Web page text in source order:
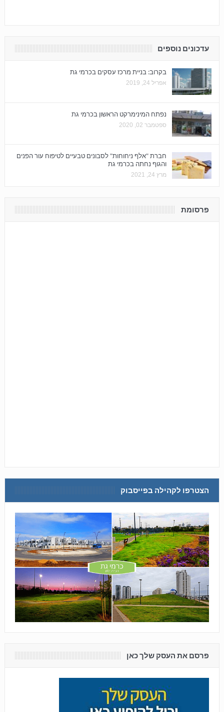
עדכונים נוספים
בקרוב: בניית מרכז עסקים בכרמי גת
אפריל 24, 2019
נפתח המינימרקט הראשון בכרמי גת
ספטמבר 02, 2020
חברת "אלף ניחוחות" לסבונים טבעיים לטיפוח עור הפנים
והגוף נחתה בכרמי גת
מרץ 24, 2021
פרסומת
הצטרפו לקהילה בפייסבוק
פרסם את העסק שלך כאן